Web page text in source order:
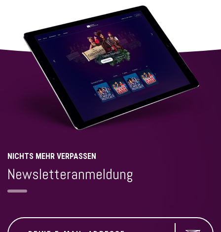
NICHTS MEHR VERPASSEN
Newsletteranmeldung